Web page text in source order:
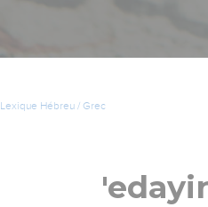
Lexique Hébreu / Grec